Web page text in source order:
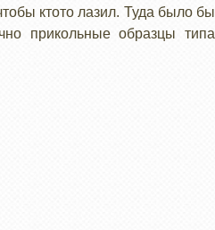
ктото лазил. Туда было бы
прикольные образцы типа